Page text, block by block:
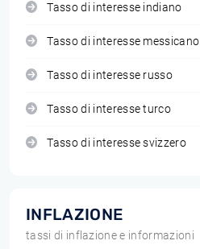
Tasso di interesse indiano
Tasso di interesse messicano
Tasso di interesse russo
Tasso di interesse turco
Tasso di interesse svizzero
INFLAZIONE
tassi di inflazione e informazioni